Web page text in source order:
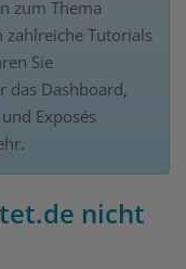
zum Thema
zahlreiche Tutorials
Sie
das Dashboard,
Exposés
nicht